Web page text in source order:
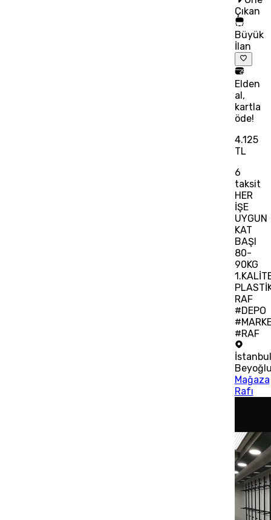
Çıkan
Büyük
İlan
Elden
al,
kartla
öde!
4.125
TL
6
taksit
HER
İŞE
UYGUN
KAT
BAŞI
80-
90KG
RAF
#DEPO
#RAF
İstanbul
Mağaza
Rafı